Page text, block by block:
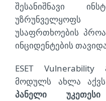
შესანიშნავი
უზრუნველყოფს
უსაფრთხოების
ინციდენტების
ESET
მოდულს ახლა აქვს
პანელი